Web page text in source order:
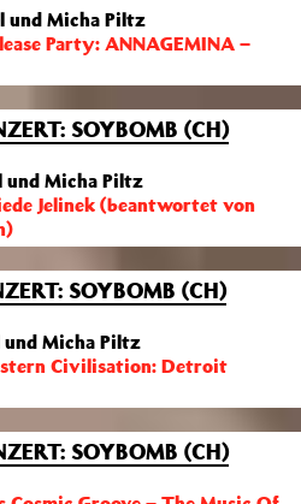
und Micha Piltz
Party: ANNAGEMINA –
SOYBOMB (CH)
und Micha Piltz
Jelinek (beantwortet von
SOYBOMB (CH)
und Micha Piltz
Civilisation: Detroit
SOYBOMB (CH)